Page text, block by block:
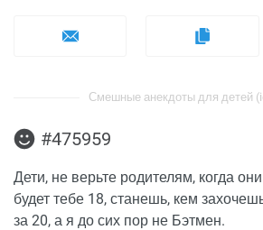
Смешные анекдоты для детей
#475959
Дети, не верьте родителям, когда
будет тебе 18, станешь, кем
за 20, а я до сих пор не Бэтмен.